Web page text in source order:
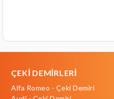
ÇEKİ DEMİRLERİ
Alfa Romeo - Çeki Demiri